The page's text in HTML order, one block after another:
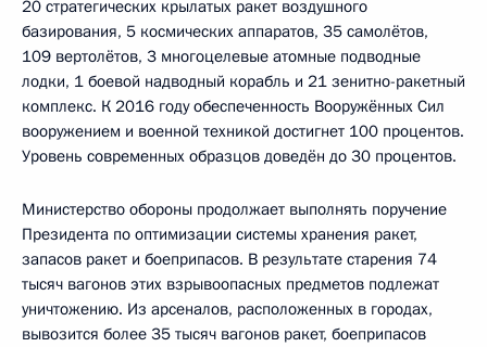
20 стратегических крылатых ракет воздушного
базирования, 5 космических аппаратов, 35 самолётов,
109 вертолётов, 3 многоцелевые атомные подводные
лодки, 1 боевой надводный корабль и 21 зенитно-ракетный
комплекс. К 2016 году обеспеченность Вооружённых Сил
вооружением и военной техникой достигнет 100 процентов.
Уровень современных образцов доведён до 30 процентов.
Министерство обороны продолжает выполнять поручение
Президента по оптимизации системы хранения ракет,
запасов ракет и боеприпасов. В результате старения 74
тысяч вагонов этих взрывоопасных предметов подлежат
уничтожению. Из арсеналов, расположенных в городах,
вывозится более 35 тысяч вагонов ракет, боеприпасов